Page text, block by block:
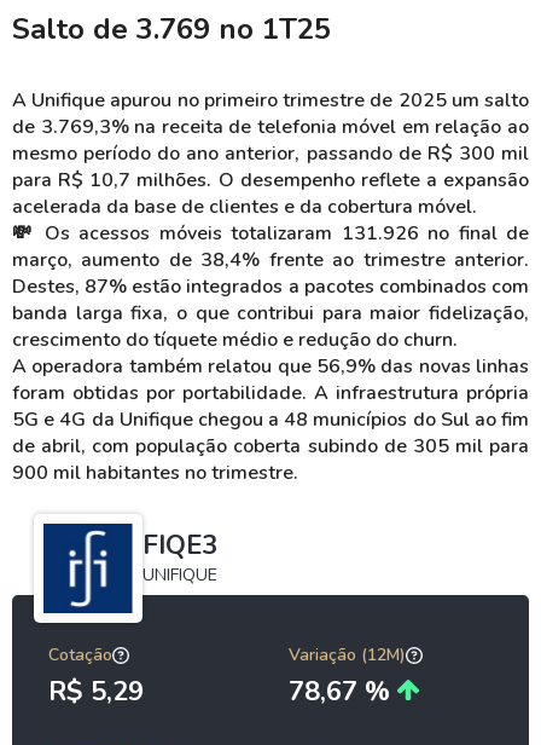
Salto de 3.769 no 1T25
A Unifique apurou no primeiro trimestre de 2025 um salto
de 3.769,3% na receita de telefonia móvel em relação ao
mesmo período do ano anterior, passando de R$ 300 mil
para R$ 10,7 milhões. O desempenho reflete a expansão
acelerada da base de clientes e da cobertura móvel.
💸 Os acessos móveis totalizaram 131.926 no final de
março, aumento de 38,4% frente ao trimestre anterior.
Destes, 87% estão integrados a pacotes combinados com
banda larga fixa, o que contribui para maior fidelização,
crescimento do tíquete médio e redução do churn.
A operadora também relatou que 56,9% das novas linhas
foram obtidas por portabilidade. A infraestrutura própria
5G e 4G da Unifique chegou a 48 municípios do Sul ao fim
de abril, com população coberta subindo de 305 mil para
900 mil habitantes no trimestre.
FIQE3
UNIFIQUE
Cotação
R$ 5,29
Variação (12M)
78,67 %